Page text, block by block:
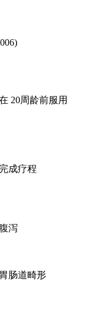
20周龄前服用
成疗程
泻
肠道畸形